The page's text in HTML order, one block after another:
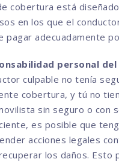
cobertura está
en los que el
pagar adecuadamente
personal
culpable no tenía
cobertura, y tú no
sin seguro o con
es posible que
acciones legales
los daños. Esto